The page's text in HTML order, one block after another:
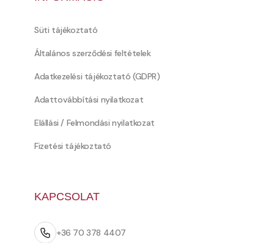
Süti tájékoztató
Általános szerződési feltételek
Adatkezelési tájékoztató (GDPR)
Adattovábbítási nyilatkozat
Elállási / Felmondási nyilatkozat
Fizetési tájékoztató
KAPCSOLAT
+36 70 378 4407